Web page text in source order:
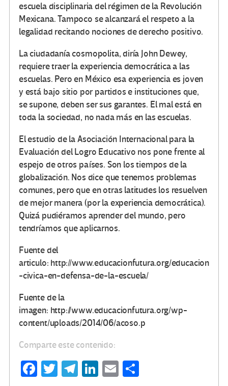
escuela disciplinaria del régimen de la Revolución
Mexicana. Tampoco se alcanzará el respeto a la
legalidad recitando nociones de derecho positivo.
La ciudadanía cosmopolita, diría John Dewey,
requiere traer la experiencia democrática a las
escuelas. Pero en México esa experiencia es joven
y está bajo sitio por partidos e instituciones que,
se supone, deben ser sus garantes. El mal está en
toda la sociedad, no nada más en las escuelas.
El estudio de la Asociación Internacional para la
Evaluación del Logro Educativo nos pone frente al
espejo de otros países. Son los tiempos de la
globalización. Nos dice que tenemos problemas
comunes, pero que en otras latitudes los resuelven
de mejor manera (por la experiencia democrática).
Quizá pudiéramos aprender del mundo, pero
tendríamos que aplicarnos.
Fuente del
articulo: http://www.educacionfutura.org/educacion
-civica-en-defensa-de-la-escuela/
Fuente de la
imagen: http://www.educacionfutura.org/wp-
content/uploads/2014/06/acoso.p
Comparte este contenido:
Fa T
Te
Li
E